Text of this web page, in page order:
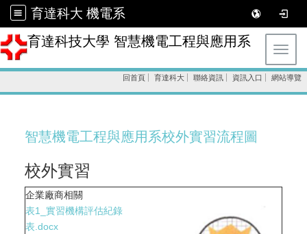
育達科大 機電系
育達科技大學 智慧機電工程與應用系
回首頁 育達科大 聯絡資訊 資訊入口 網站導覽
智慧機電工程與應用系校外實習流程圖
校外實習
企業廠商相關
表1_實習機構評估紀錄
表.docx